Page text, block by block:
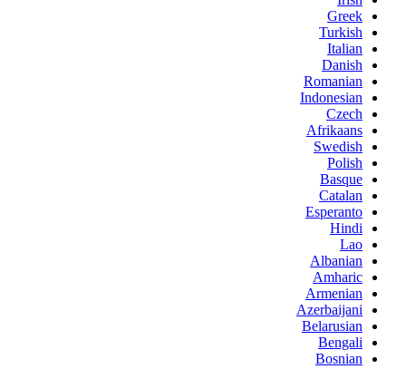
Greek
Turkish
Italian
Danish
Romanian
Indonesian
Czech
Afrikaans
Swedish
Polish
Basque
Catalan
Esperanto
Hindi
Lao
Albanian
Amharic
Armenian
Azerbaijani
Belarusian
Bengali
Bosnian